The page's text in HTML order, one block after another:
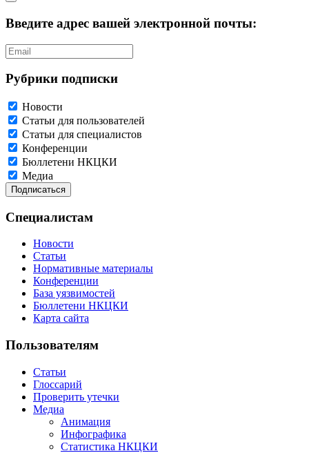
Введите адрес вашей электронной почты:
Рубрики подписки
Новости
Статьи для пользователей
Статьи для специалистов
Конференции
Бюллетени НКЦКИ
Медиа
Специалистам
Новости
Статьи
Нормативные материалы
Конференции
База уязвимостей
Бюллетени НКЦКИ
Карта сайта
Пользователям
Статьи
Глоссарий
Проверить утечки
Медиа
Анимация
Инфографика
Статистика НКЦКИ